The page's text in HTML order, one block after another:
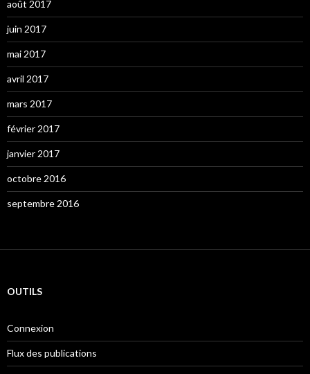
août 2017
juin 2017
mai 2017
avril 2017
mars 2017
février 2017
janvier 2017
octobre 2016
septembre 2016
OUTILS
Connexion
Flux des publications